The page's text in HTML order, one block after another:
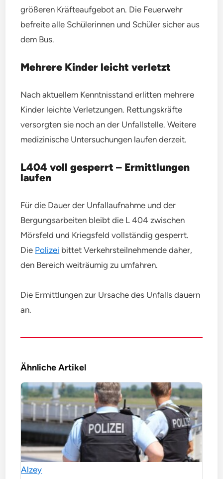
größeren Kräfteaufgebot an. Die Feuerwehr
befreite alle Schülerinnen und Schüler sicher aus
dem Bus.
Mehrere Kinder leicht verletzt
Nach aktuellem Kenntnisstand erlitten mehrere
Kinder leichte Verletzungen. Rettungskräfte
versorgten sie noch an der Unfallstelle. Weitere
medizinische Untersuchungen laufen derzeit.
L404 voll gesperrt – Ermittlungen
laufen
Für die Dauer der Unfallaufnahme und der
Bergungsarbeiten bleibt die L 404 zwischen
Mörsfeld und Kriegsfeld vollständig gesperrt.
Die Polizei bittet Verkehrsteilnehmende daher,
den Bereich weiträumig zu umfahren.
Die Ermittlungen zur Ursache des Unfalls dauern
an.
Ähnliche Artikel
Alzey